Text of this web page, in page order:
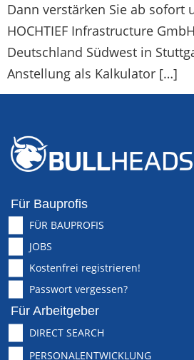
Dann verstärken Sie ab sofort
HOCHTIEF Infrastructure
Deutschland Südwest in
Anstellung als Kalkulator […]
Für Bauprofis
FÜR BAUPROFIS
JOBS
Kostenfrei registrieren!
Passwort vergessen?
Für Arbeitgeber
DIRECT SEARCH
PERSONALENTWICKLUNG